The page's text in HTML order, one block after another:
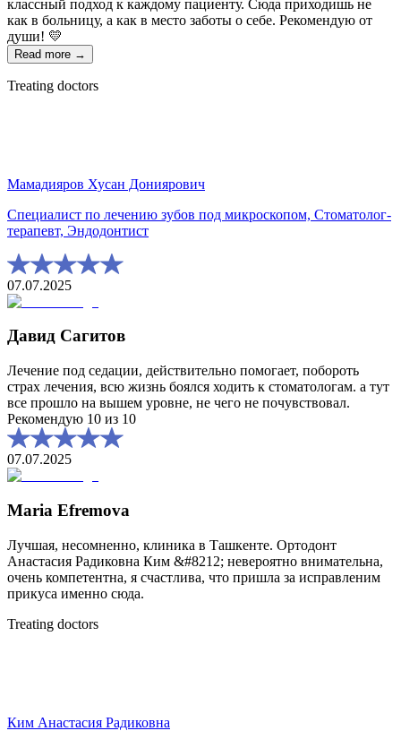
классный подход к каждому пациенту. Сюда приходишь не
как в больницу, а как в место заботы о себе. Рекомендую от
души! 💛
Read more →
Treating doctors
Мамадияров Хусан Дониярович
Специалист по лечению зубов под микроскопом, Стоматолог-
терапевт, Эндодонтист
07.07.2025
Давид Сагитов
Лечение под седации, действительно помогает, побороть
страх лечения, всю жизнь боялся ходить к стоматологам. а тут
все прошло на вышем уровне, не чего не почувствовал.
Рекомендую 10 из 10
07.07.2025
Maria Efremova
Лучшая, несомненно, клиника в Ташкенте. Ортодонт
Анастасия Радиковна Ким &#8212; невероятно внимательна,
очень компетентна, я счастлива, что пришла за исправленим
прикуса именно сюда.
Treating doctors
Ким Анастасия Радиковна